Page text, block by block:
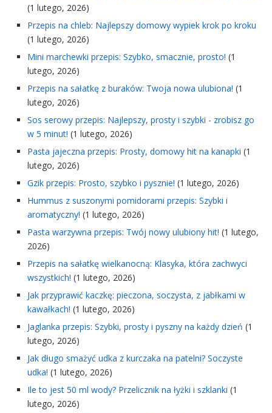
(1 lutego, 2026)
Przepis na chleb: Najlepszy domowy wypiek krok po kroku
(1 lutego, 2026)
Mini marchewki przepis: Szybko, smacznie, prosto! (1
lutego, 2026)
Przepis na sałatkę z buraków: Twoja nowa ulubiona! (1
lutego, 2026)
Sos serowy przepis: Najlepszy, prosty i szybki - zrobisz go
w 5 minut! (1 lutego, 2026)
Pasta jajeczna przepis: Prosty, domowy hit na kanapki (1
lutego, 2026)
Gzik przepis: Prosto, szybko i pysznie! (1 lutego, 2026)
Hummus z suszonymi pomidorami przepis: Szybki i
aromatyczny! (1 lutego, 2026)
Pasta warzywna przepis: Twój nowy ulubiony hit! (1 lutego,
2026)
Przepis na sałatkę wielkanocną: Klasyka, która zachwyci
wszystkich! (1 lutego, 2026)
Jak przyprawić kaczkę: pieczona, soczysta, z jabłkami w
kawałkach! (1 lutego, 2026)
Jaglanka przepis: Szybki, prosty i pyszny na każdy dzień (1
lutego, 2026)
Jak długo smażyć udka z kurczaka na patelni? Soczyste
udka! (1 lutego, 2026)
Ile to jest 50 ml wody? Przelicznik na łyżki i szklanki (1
lutego, 2026)